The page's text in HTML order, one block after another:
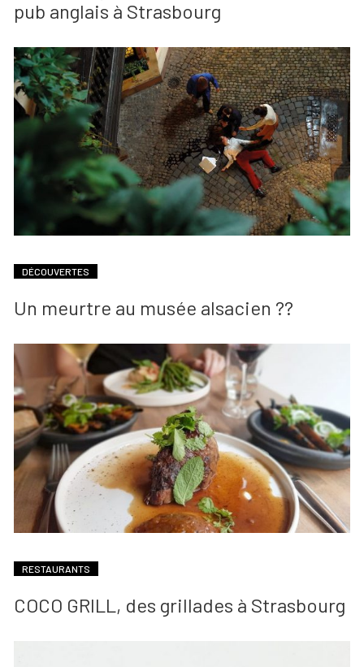
pub anglais à Strasbourg
DÉCOUVERTES
Un meurtre au musée alsacien ??
RESTAURANTS
COCO GRILL, des grillades à Strasbourg